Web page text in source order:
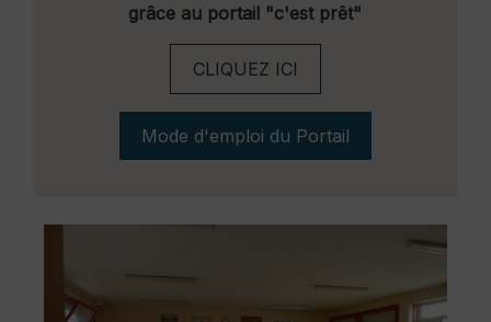
grâce au portail "c'est prêt"
CLIQUEZ ICI
Mode d'emploi du Portail